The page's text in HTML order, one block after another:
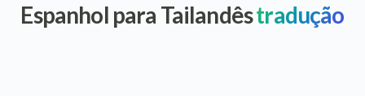
Espanhol para Tailandêstradução